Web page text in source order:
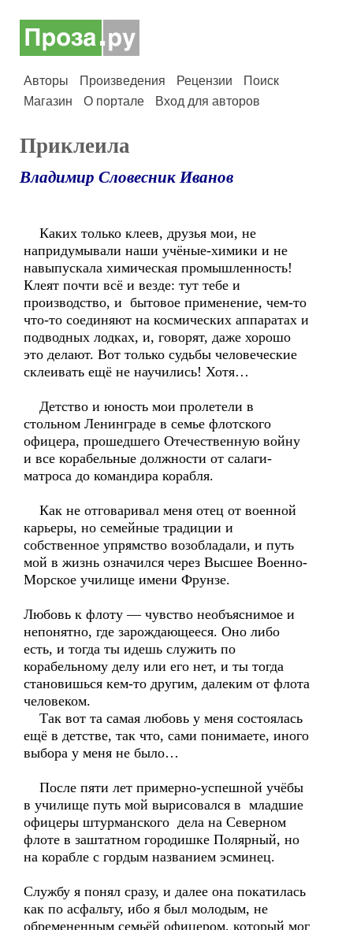
Авторы Произведения Рецензии
Поиск
Магазин
О портале Вход для авторов
Приклеила
Владимир Словесник Иванов
Каких только клеев, друзья мои, не
напридумывали наши учёные-химики и не
навыпускала химическая промышленность!
Клеят почти всё и везде: тут тебе и
производство, и бытовое применение, чем-то
что-то соединяют на космических аппаратах и
подводных лодках, и, говорят, даже хорошо
это делают. Вот только судьбы человеческие
склеивать ещё не научились! Хотя…
Детство и юность мои пролетели в
стольном Ленинграде в семье флотского
офицера, прошедшего Отечественную войну
и все корабельные должности от салаги-
матроса до командира корабля.
Как не отговаривал меня отец от военной
карьеры, но семейные традиции и
собственное упрямство возобладали, и путь
мой в жизнь означился через Высшее Военно-
Морское училище имени Фрунзе.
Любовь к флоту — чувство необъяснимое и
непонятно, где зарождающееся. Оно либо
есть, и тогда ты идешь служить по
корабельному делу или его нет, и ты тогда
становишься кем-то другим, далеким от флота
человеком.
Так вот та самая любовь у меня состоялась
ещё в детстве, так что, сами понимаете, иного
выбора у меня не было…
После пяти лет примерно-успешной учёбы
в училище путь мой вырисовался в младшие
офицеры штурманского дела на Северном
флоте в заштатном городишке Полярный, но
на корабле с гордым названием эсминец.
Службу я понял сразу, и далее она покатилась
как по асфальту, ибо я был молодым, не
обремененным семьёй офицером, который мог